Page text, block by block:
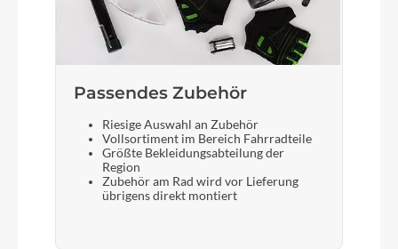
Schalthebel
Shimano ST-EF41 EZ fire plus, Schalt/Bremshebel
Bremshebel
Tektro
Steuersatz
Passendes Zubehör
Riesige Auswahl an Zubehör
Vollsortiment im Bereich Fahrradteile
Größte Bekleidungsabteilung der
Region
Zubehör am Rad wird vor Lieferung
übrigens direkt montiert